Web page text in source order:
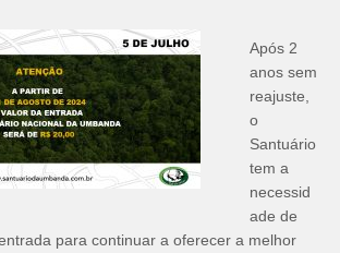
Após 2
anos sem
reajuste,
o
Santuário
tem a
necessid
ade de
para continuar a oferecer a melhor